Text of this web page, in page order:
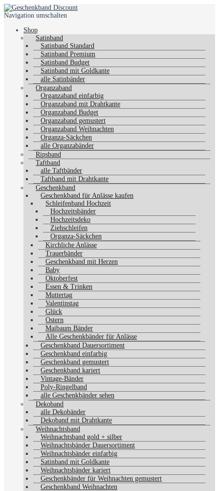
Navigation umschalten
Shop
Satinband
Satinband Standard
Satinband Premium
Satinband Budget
Satinband mit Goldkante
alle Satinbänder
Organzaband
Organzaband einfarbig
Organzaband mit Drahtkante
Organzaband Budget
Organzaband gemustert
Organzaband Weihnachten
Organza-Säckchen
alle Organzabänder
Ripsband
Taftband
alle Taftbänder
Taftband mit Drahtkante
Geschenkband
Geschenkband für Anlässe kaufen
Schleifenband Hochzeit
Hochzeitsbänder
Hochzeitsdeko
Ziehschleifen
Organza-Säckchen
Kirchliche Anlässe
Trauerbänder
Geschenkband mit Herzen
Baby
Oktoberfest
Essen & Trinken
Muttertag
Valentinstag
Glück
Ostern
Maibaum Bänder
Alle Geschenkbänder für Anlässe
Geschenkband Dauersortiment
Geschenkband einfarbig
Geschenkband gemustert
Geschenkband kariert
Vintage-Bänder
Poly-Ringelband
alle Geschenkbänder sehen
Dekoband
alle Dekobänder
Dekoband mit Drahtkante
Weihnachtsband
Weihnachtsband gold + silber
Weihnachtsbänder Dauersortiment
Weihnachtsbänder einfarbig
Satinband mit Goldkante
Weihnachtsbänder kariert
Geschenkbänder für Weihnachten gemustert
Geschenkband Weihnachten